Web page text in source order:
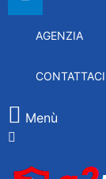
AGENZIA
CONTATTACI
Menù